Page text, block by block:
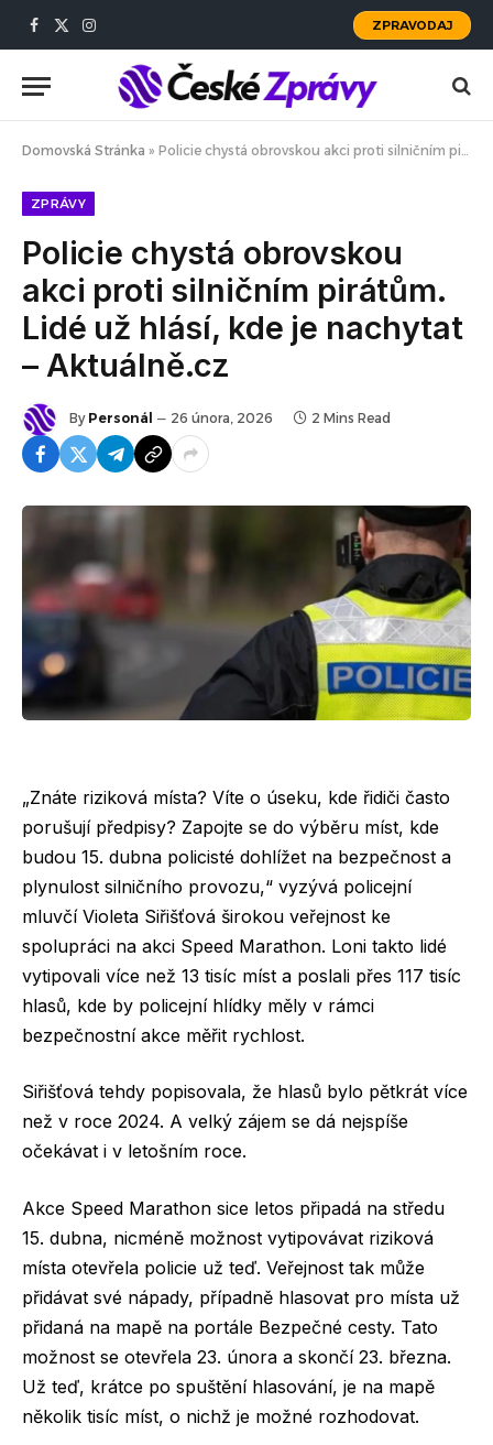
Facebook
X
Instagram
ZPRAVODAJ
Domovská Stránka » Policie chystá obrovskou akci proti silničním pirátům. Lidé už hlásí, kde je nachytat – Aktuálně.cz
ZPRÁVY
Policie chystá obrovskou
akci proti silničním pirátům.
Lidé už hlásí, kde je nachytat
– Aktuálně.cz
By Personál 26 února, 2026 2 Mins Read
„Znáte riziková místa? Víte o úseku, kde řidiči často
porušují předpisy? Zapojte se do výběru míst, kde
budou 15. dubna policisté dohlížet na bezpečnost a
plynulost silničního provozu,“ vyzývá policejní
mluvčí Violeta Siřišťová širokou veřejnost ke
spolupráci na akci Speed Marathon. Loni takto lidé
vytipovali více než 13 tisíc míst a poslali přes 117 tisíc
hlasů, kde by policejní hlídky měly v rámci
bezpečnostní akce měřit rychlost.
Siřišťová tehdy popisovala, že hlasů bylo pětkrát více
než v roce 2024. A velký zájem se dá nejspíše
očekávat i v letošním roce.
Akce Speed Marathon sice letos připadá na středu
15. dubna, nicméně možnost vytipovávat riziková
místa otevřela policie už teď. Veřejnost tak může
přidávat své nápady, případně hlasovat pro místa už
přidaná na mapě na portále Bezpečné cesty. Tato
možnost se otevřela 23. února a skončí 23. března.
Už teď, krátce po spuštění hlasování, je na mapě
několik tisíc míst, o nichž je možné rozhodovat.